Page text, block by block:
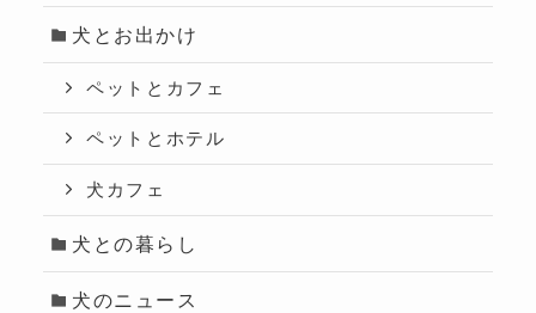
犬とお出かけ
ペットとカフェ
ペットとホテル
犬カフェ
犬との暮らし
犬のニュース